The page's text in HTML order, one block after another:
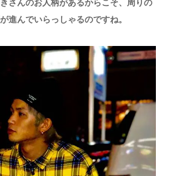
進んでいらっしゃるのですね。